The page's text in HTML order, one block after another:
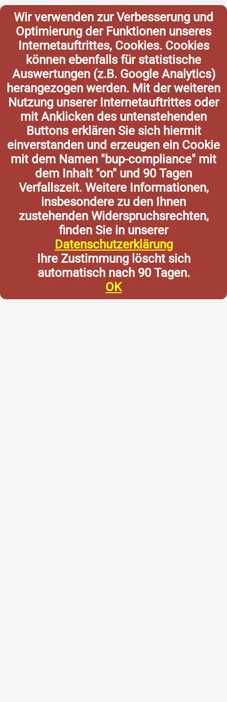
Wir verwenden zur Verbesserung und
Optimierung der Funktionen unseres
Internetauftrittes, Cookies. Cookies
können ebenfalls für statistische
Auswertungen (z.B. Google Analytics)
herangezogen werden. Mit der weiteren
Nutzung unserer Internetauftrittes oder
mit Anklicken des untenstehenden
Buttons erklären Sie sich hiermit
einverstanden und erzeugen ein Cookie
mit dem Namen "bup-compliance" mit
dem Inhalt "on" und 90 Tagen
Verfallszeit. Weitere Informationen,
insbesondere zu den Ihnen
zustehenden Widerspruchsrechten,
finden Sie in unserer
Datenschutzerklärung
Ihre Zustimmung löscht sich
automatisch nach 90 Tagen.
OK